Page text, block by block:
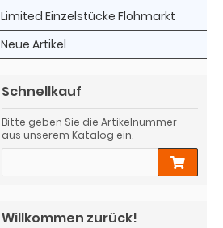
Limited Einzelstücke Flohmarkt
Neue Artikel
Schnellkauf
Bitte geben Sie die Artikelnummer
aus unserem Katalog ein.
Willkommen zurück!